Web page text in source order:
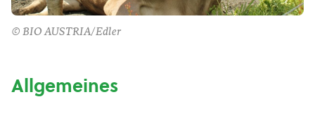
© BIO AUSTRIA/Edler
Allgemeines